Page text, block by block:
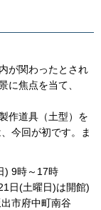
が関わったとされ
に焦点を当て、
作道具（土型）を
今回が初です。ま
) 9時～17時
日(土曜日)は開館)
市府中町南谷